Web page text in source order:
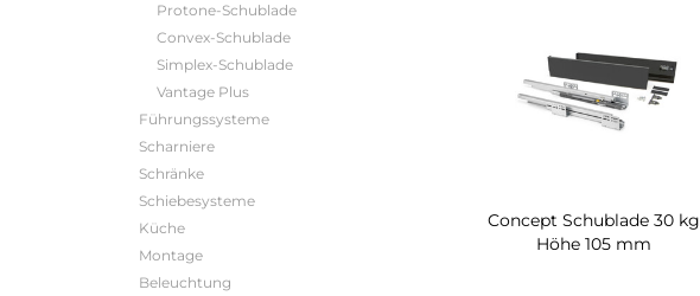
Protone-Schublade
Convex-Schublade
Simplex-Schublade
Vantage Plus
Führungssysteme
Scharniere
Schränke
Schiebesysteme
Küche
Montage
Beleuchtung
Concept Schublade 30 kg
Höhe 105 mm